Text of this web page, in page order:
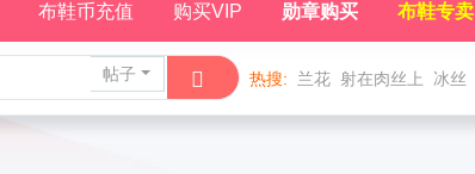
布鞋币充值 购买VIP 勋章购买 布鞋专卖
帖子 热搜: 兰花 射在肉丝上 冰丝